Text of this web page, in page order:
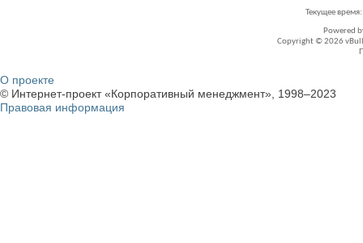
Текущее время:
Powered
Copyright © 2026
О проекте
© Интернет-проект «Корпоративный менеджмент», 1998–2023
Правовая информация